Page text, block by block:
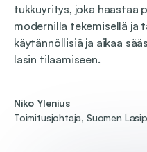
tukkuyritys, joka haastaa
modernilla tekemisellä ja
käytännöllisiä ja aikaa
lasin tilaamiseen.
Niko Ylenius
Toimitusjohtaja, Suomen